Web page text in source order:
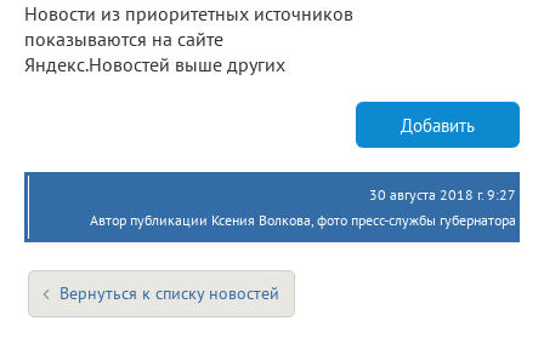
Новости из приоритетных источников
показываются на сайте
Яндекс.Новостей выше других
Добавить
30 августа 2018 г. 9:27
Автор публикации Ксения Волкова, фото пресс-службы губернатора
Вернуться к списку новостей